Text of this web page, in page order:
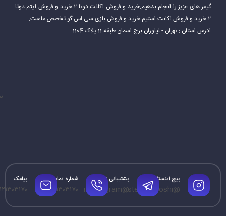
گیمر های عزیز را انجام بدهیم.خرید و فروش اکانت دوتا ۲ خرید و فروش ایتم دوتا
۲ خرید و فروش اکانت استیم خرید و فروش بازی سی اس گو تخصص ماست.
ادرس استان : تهران - نیاوران برج اسمان طبقه 11 پلاک 1104
پیج اینستاگرام
@steamforoshi
پشتیبانی تلگرام
@mrtelegram
شماره تماس
۰۹۱۲۱۳۰۳۱۷۰
پیامک